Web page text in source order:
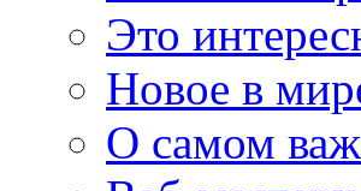
Это
Новое в
О самом